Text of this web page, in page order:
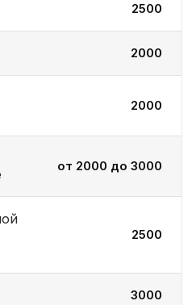
2500
2000
2000
от 2000 до 3000
2500
3000